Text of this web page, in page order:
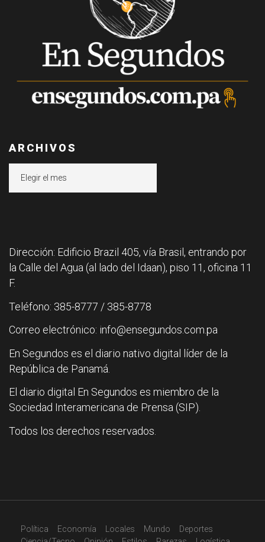
ARCHIVOS
Dirección: Edificio Brazil 405, vía Brasil, entrando por
la Calle del Agua (al lado del Idaan), piso 11, oficina 11
F.
Teléfono: 385-8777 / 385-8778
Correo electrónico: info@ensegundos.com.pa
En Segundos es el diario nativo digital líder de la
República de Panamá.
El diario digital En Segundos es miembro de la
Sociedad Interamericana de Prensa (SIP).
Todos los derechos reservados.
Política Economía Locales Mundo
Deportes